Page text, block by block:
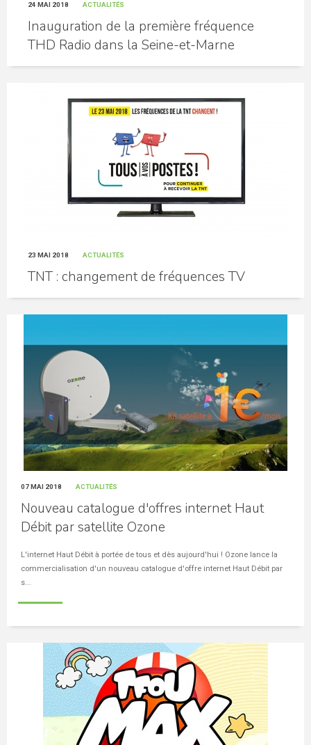
24 MAI 2018 ACTUALITÉS
Inauguration de la première fréquence
THD Radio dans la Seine-et-Marne
23 MAI 2018 ACTUALITÉS
TNT : changement de fréquences TV
07 MAI 2018 ACTUALITÉS
Nouveau catalogue d'offres internet Haut
Débit par satellite Ozone
L'internet Haut Débit à portée de tous et dès aujourd'hui ! Ozone lance la
commercialisation d'un nouveau catalogue d'offre internet Haut Débit par
s...